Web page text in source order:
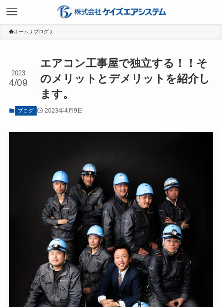
ホーム ブログ
エアコン工事屋で独立する！！そ
のメリットとデメリットを紹介し
ます。
2023
4/09
ブログ 2023年4月9日